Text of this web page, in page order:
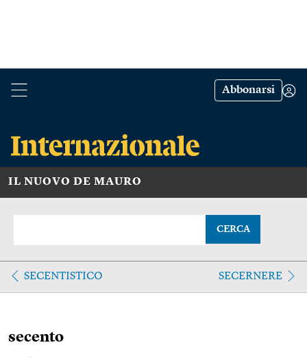
Abbonarsi
IL NUOVO DE MAURO
CERCA
SECENTISTICO SECERNERE
secento